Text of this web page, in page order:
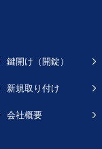
鍵開け（開錠）
新規取り付け
会社概要